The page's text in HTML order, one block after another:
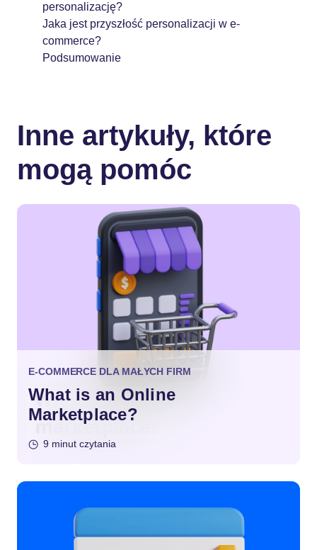
personalizację?
Jaka jest przyszłość personalizacji w e-
commerce?
Podsumowanie
Inne artykuły, które
mogą pomóc
E-COMMERCE DLA MAŁYCH FIRM
What is an Online
Marketplace?
9 minut czytania